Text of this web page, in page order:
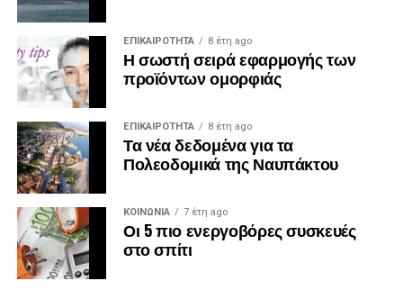
ΕΠΙΚΑΙΡΟΤΗΤΑ 8 έτη ago
Η σωστή σειρά εφαρμογής των
προϊόντων ομορφιάς
ΕΠΙΚΑΙΡΟΤΗΤΑ 8 έτη ago
Τα νέα δεδομένα για τα
Πολεοδομικά της Ναυπάκτου
ΚΟΙΝΩΝΙΑ 7 έτη ago
Οι 5 πιο ενεργοβόρες συσκευές
στο σπίτι